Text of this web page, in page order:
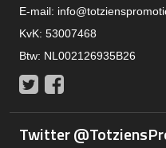
E-mail:
KvK: 53007468
Btw: NL002126935B26
Twitter
Twitter